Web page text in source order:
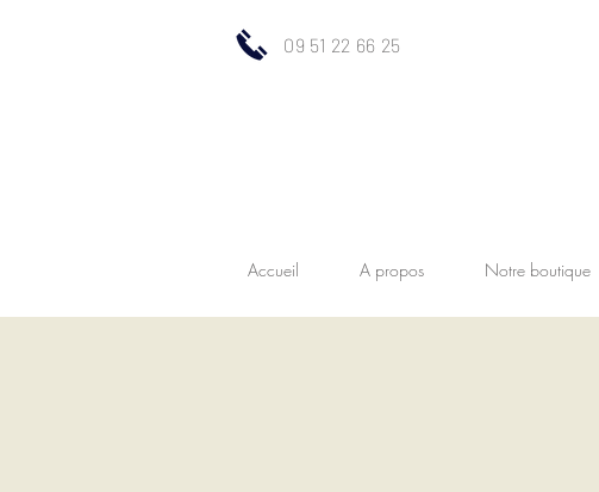
09 51 22 66 25
Accueil A propos Notre boutique